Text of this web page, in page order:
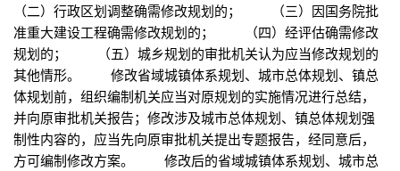
（二）行政区划调整确需修改规划的； （三）因国务院批
准重大建设工程确需修改规划的； （四）经评估确需修改
规划的； （五）城乡规划的审批机关认为应当修改规划的
其他情形。 修改省域城镇体系规划、城市总体规划、镇总
体规划前，组织编制机关应当对原规划的实施情况进行总结，
并向原审批机关报告；修改涉及城市总体规划、镇总体规划强
制性内容的，应当先向原审批机关提出专题报告，经同意后，
方可编制修改方案。 修改后的省域城镇体系规划、城市总